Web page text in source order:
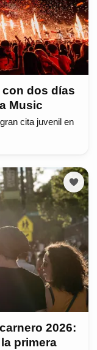
con dos días
Music
cita juvenil en
2026:
primera